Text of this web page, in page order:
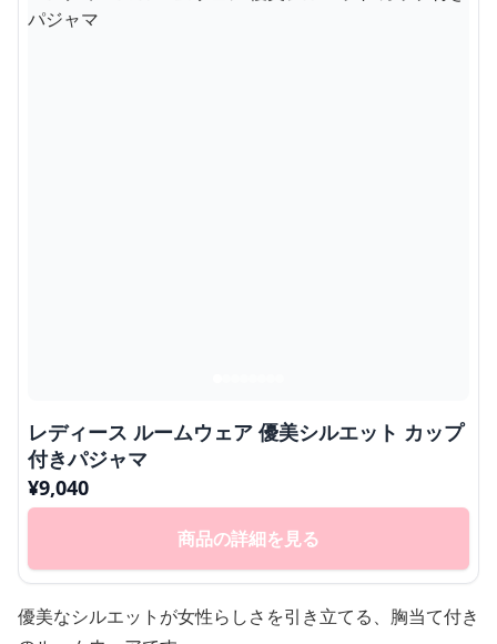
レディース ルームウェア 優美シルエット カップ
付きパジャマ
¥9,040
商品の詳細を見る
優美なシルエットが女性らしさを引き立てる、胸当て付き